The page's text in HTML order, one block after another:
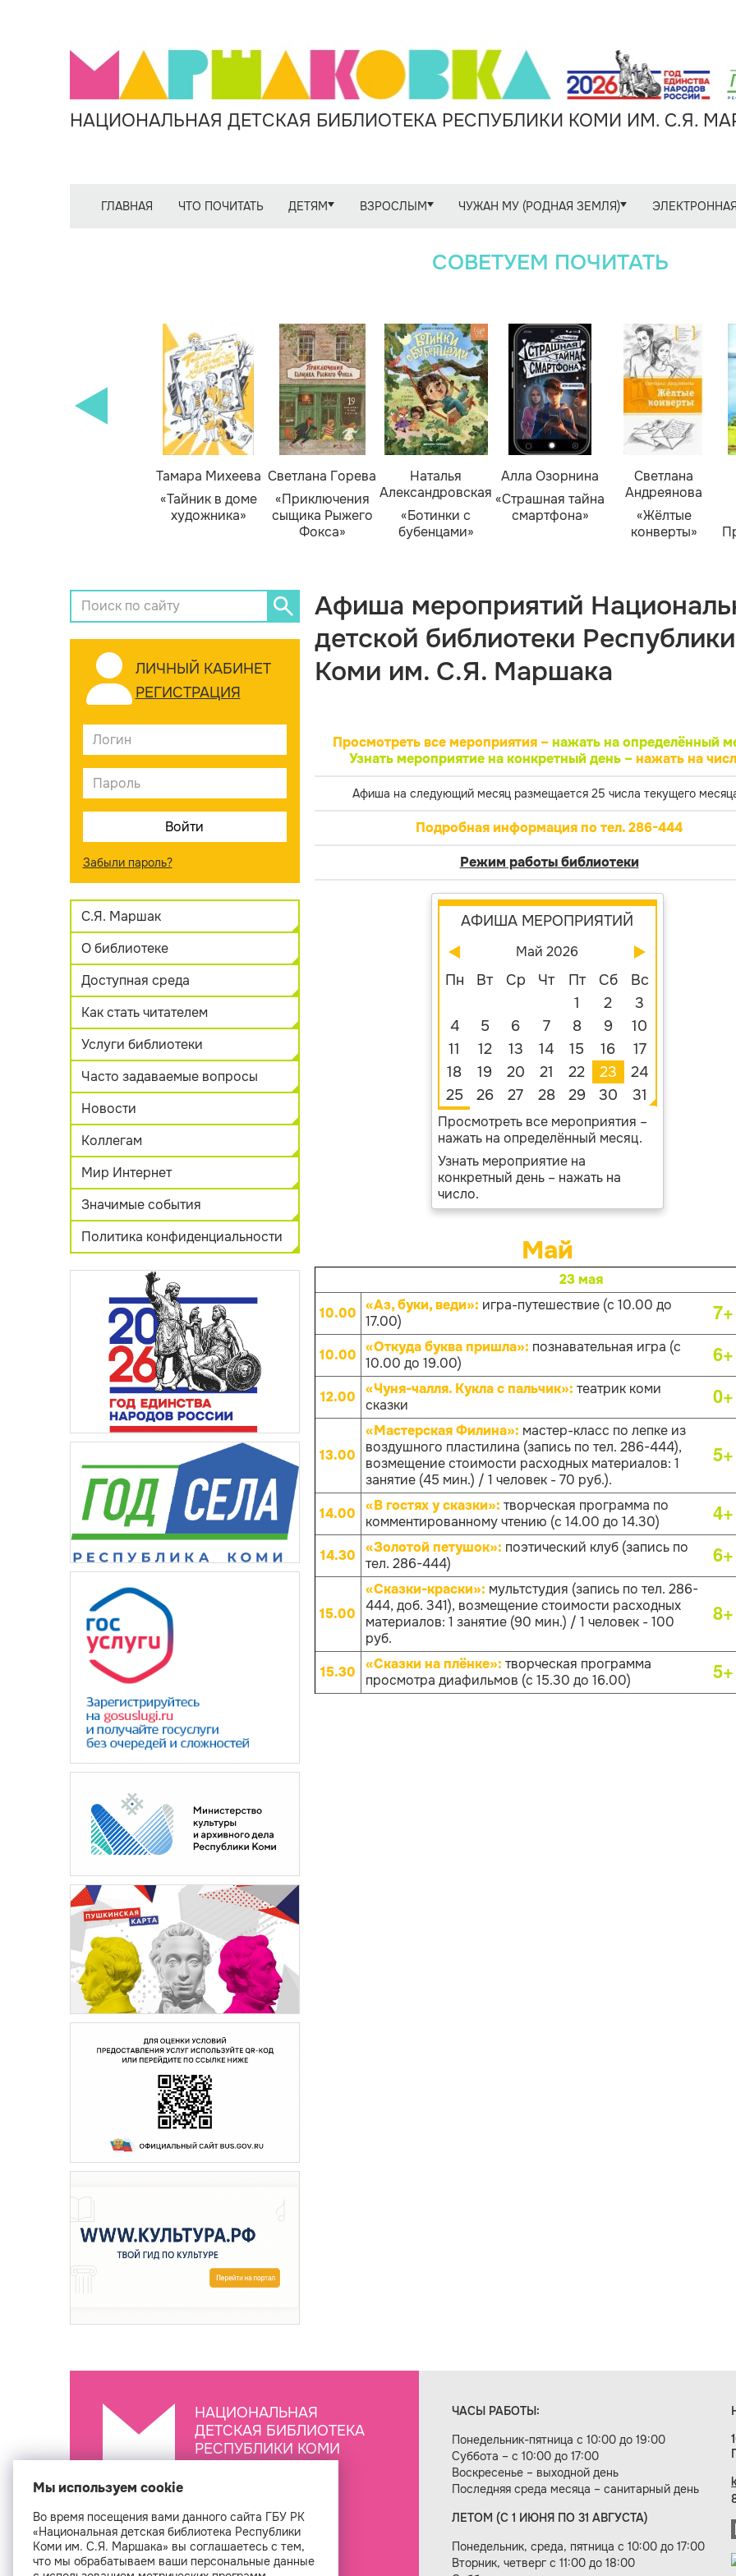
НАЦИОНАЛЬНАЯ ДЕТСКАЯ БИБЛИОТЕКА РЕСПУБЛИКИ КОМИ ИМ. С.Я.
ГЛАВНАЯ ЧТО ПОЧИТАТЬ ДЕТЯМ ВЗРОСЛЫМ ЧУЖАН МУ (РОДНАЯ ЗЕМЛЯ)
СОВЕТУЕМ ПОЧИТАТЬ
Тамара Михеева
«Тайник в доме
художника»
Светлана Горева
«Приключения
сыщика Рыжего
Фокса»
Наталья
Александровская
«Ботинки с
бубенцами»
Алла Озорнина
«Страшная тайна
смартфона»
Светлана
Андреянова
«Жёлтые
конверты»
ЛИЧНЫЙ КАБИНЕТ
РЕГИСТРАЦИЯ
Забыли пароль?
С.Я. Маршак
О библиотеке
Доступная среда
Как стать читателем
Услуги библиотеки
Часто задаваемые вопросы
Новости
Коллегам
Мир Интернет
Значимые события
Политика конфиденциальности
Афиша мероприятий
детской библиотеки Республики
Коми им. С.Я. Маршака
Просмотреть все мероприятия – нажать на определённый
Узнать мероприятие на конкретный день –нажать на
Афиша на следующий месяц размещается 25 числа текущего
Подробная информация по тел. 286-444
Режим работы библиотеки
АФИША МЕРОПРИЯТИЙ
Май 2026
Пн Вт Ср Чт Пт Сб
Вс
1
2
3
4
5 6 7 8 9
10
11
12 13 14 15 16
17
18
19 20 21 22 23
24
25
26 27 28 29 30 31
Просмотреть все мероприятия –
нажать на определённый месяц.
Узнать мероприятие на
конкретный день – нажать на
число.
Май
23 мая
10.00 «Аз, буки, веди»: игра-путешествие (с 10.00 до
17.00)
7+
10.00 «Откуда буква пришла»: познавательная игра (с
10.00 до 19.00)
6+
12.00 «Чуня-чалля. Кукла с пальчик»: театрик коми
сказки
0+
13.00
«Мастерская Филина»: мастер-класс по лепке из
воздушного пластилина (запись по тел. 286-444),
возмещение стоимости расходных материалов: 1
занятие (45 мин.) / 1 человек - 70 руб.).
5+
14.00 «В гостях у сказки»: творческая программа по
комментированному чтению (с 14.00 до 14.30)
4+
14.30 «Золотой петушок»: поэтический клуб (запись по
тел. 286-444)
6+
15.00
«Сказки-краски»: мультстудия (запись по тел. 286-
444, доб. 341), возмещение стоимости расходных
материалов: 1 занятие (90 мин.) / 1 человек - 100
руб.
8+
15.30 «Сказки на плёнке»: творческая программа
просмотра диафильмов (с 15.30 до 16.00)
5+
НАЦИОНАЛЬНАЯ
ДЕТСКАЯ БИБЛИОТЕКА
РЕСПУБЛИКИ КОМИ
ЧАСЫ РАБОТЫ:
Понедельник-пятница с 10:00 до 19:00
Суббота – с 10:00 до 17:00
Воскресенье – выходной день
Последняя среда месяца – санитарный день
ЛЕТОМ (С 1 ИЮНЯ ПО 31 АВГУСТА)
Понедельник, среда, пятница с 10:00 до 17:00
Вторник, четверг с 11:00 до 18:00
Создание сайта — веб-студия «Цифровой век»
Мы используем cookie
Во время посещения вами данного сайта ГБУ РК
«Национальная детская библиотека Республики
Коми им. С.Я. Маршака» вы соглашаетесь с тем,
что мы обрабатываем ваши персональные данные